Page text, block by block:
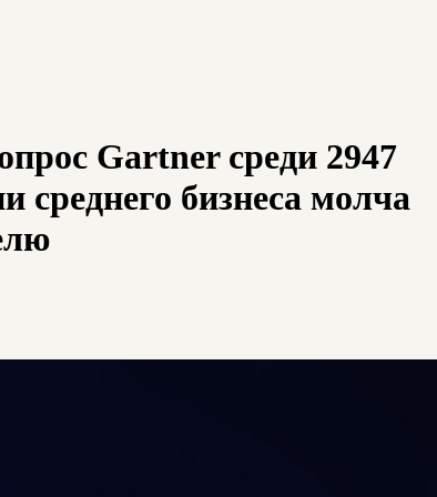
Gartner среди 2947
среднего бизнеса молча